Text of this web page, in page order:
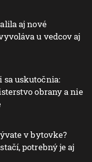
aj nové
u vedcov aj
uskutočnia:
obrany a nie
v bytovke?
potrebný je aj